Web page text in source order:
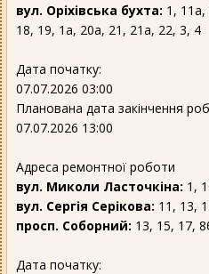
вул. Оріхівська бухта: 1,
18, 19, 1а, 20а, 21, 21а, 22, 3, 4
Дата початку:
07.07.2026 03:00
Планована дата закінчення
07.07.2026 13:00
Адреса ремонтної роботи
вул. Миколи Ласточкіна: 1,
вул. Сергія Серікова: 11, 13,
просп. Соборний: 13, 15, 17,
Дата початку: